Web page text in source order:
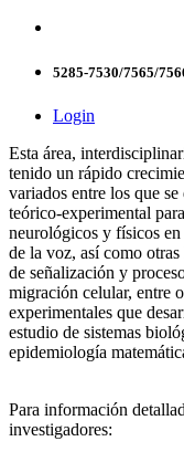
5285-7530/7565/
Login
Esta área,
tenido un rápido
variados entre los que
teórico-experimental
neurológicos y físicos
de la voz, así como
de señalización y
migración celular, entre
experimentales que
estudio de sistemas
epidemiología
Para información
investigadores: